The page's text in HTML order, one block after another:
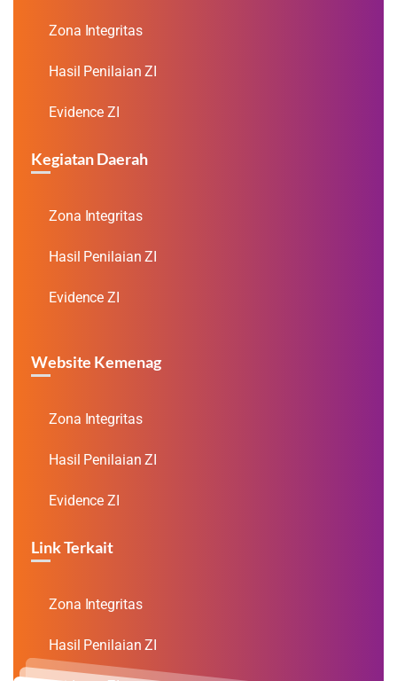
Zona Integritas
Hasil Penilaian ZI
Evidence ZI
Kegiatan Daerah
Zona Integritas
Hasil Penilaian ZI
Evidence ZI
Website Kemenag
Zona Integritas
Hasil Penilaian ZI
Evidence ZI
Link Terkait
Zona Integritas
Hasil Penilaian ZI